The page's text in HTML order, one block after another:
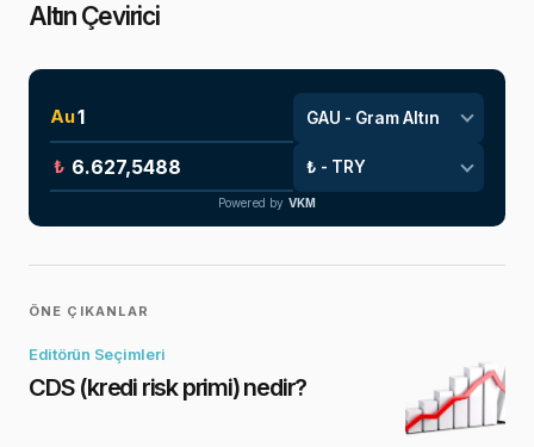
Altın Çevirici
Au
₺
Powered by VKM
ÖNE ÇIKANLAR
Editörün Seçimleri
CDS (kredi risk primi) nedir?